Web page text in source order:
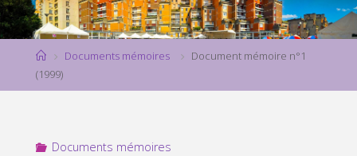
HomeDocuments mémoires
Document mémoire n°1
(1999)
Documents mémoires